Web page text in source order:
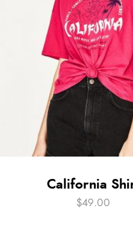
California
$49.00